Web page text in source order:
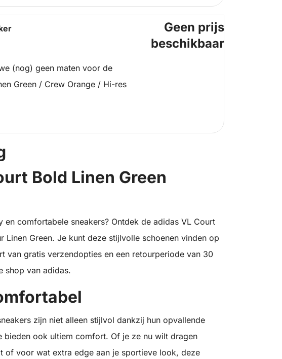
(nog) geen maten voor de
Green / Crew Orange / Hi-res
Geen prijs
beschikbaar
Bold Linen Green
en comfortabele sneakers? Ontdek de adidas VL Court
Linen Green. Je kunt deze stijlvolle schoenen vinden op
van gratis verzendopties en een retourperiode van 30
shop van adidas.
zijn niet alleen stijlvol dankzij hun opvallende
bieden ook ultiem comfort. Of je ze nu wilt dragen
of voor wat extra edge aan je sportieve look, deze